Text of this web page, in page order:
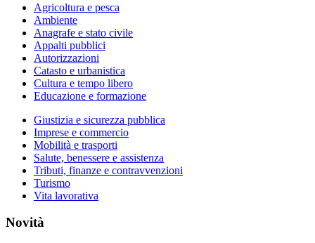
Agricoltura e pesca
Ambiente
Anagrafe e stato civile
Appalti pubblici
Autorizzazioni
Catasto e urbanistica
Cultura e tempo libero
Educazione e formazione
Giustizia e sicurezza pubblica
Imprese e commercio
Mobilità e trasporti
Salute, benessere e assistenza
Tributi, finanze e contravvenzioni
Turismo
Vita lavorativa
Novità